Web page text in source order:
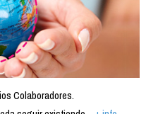
Colaboradores.